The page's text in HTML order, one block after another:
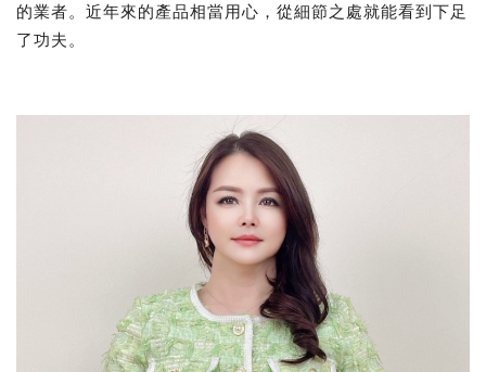
的業者。近年來的產品相當用心，從細節之處就能看到下足
了功夫。